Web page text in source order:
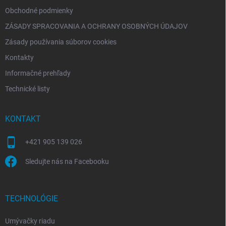
Obchodné podmienky
ZÁSADY SPRACOVANIA A OCHRANY OSOBNÝCH ÚDAJOV
Zásady používania súborov cookies
Kontakty
Informačné prehľady
Technické listy
KONTAKT
+421 905 139 026
Sledujte nás na Facebooku
TECHNOLÓGIE
Umývačky riadu